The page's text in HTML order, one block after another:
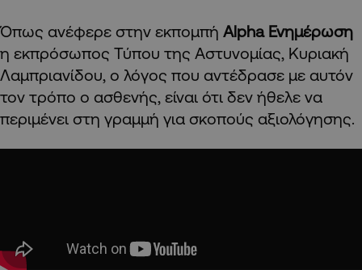
Όπως ανέφερε στην εκπομπή Alpha Ενημέρωση
η εκπρόσωπος Τύπου της Αστυνομίας, Κυριακή
Λαμπριανίδου, ο λόγος που αντέδρασε με αυτόν
τον τρόπο ο ασθενής, είναι ότι δεν ήθελε να
περιμένει στη γραμμή για σκοπούς αξιολόγησης.